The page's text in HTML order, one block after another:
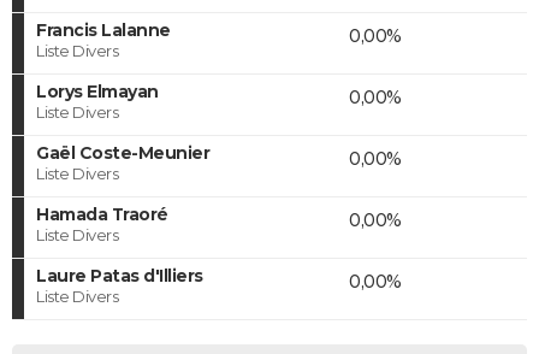
Francis Lalanne
Liste Divers
0,00%
Lorys Elmayan
Liste Divers
0,00%
Gaël Coste-Meunier
Liste Divers
0,00%
Hamada Traoré
Liste Divers
0,00%
Laure Patas d'Illiers
Liste Divers
0,00%